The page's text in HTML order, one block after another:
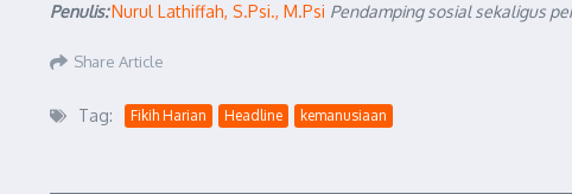
Penulis:Nurul Lathiffah, S.Psi., M.Psi Pendamping sosial sekaligus
Share Article
Tag: Fikih Harian Headline kemanusiaan